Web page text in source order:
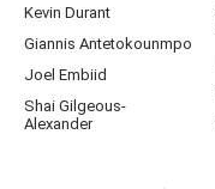
Kevin Durant
Giannis Antetokounmpo
Joel Embiid
Shai Gilgeous-
Alexander